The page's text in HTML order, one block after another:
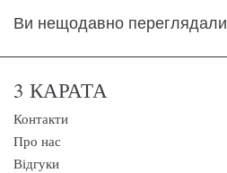
Ви нещодавно переглядали
3 КАРАТА
Контакти
Про нас
Відгуки